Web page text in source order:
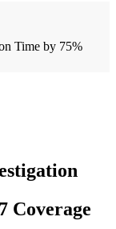
Time by 75%
Coverage